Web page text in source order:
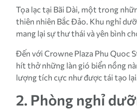
Tọa lạc tại Bãi Dài, một trong
thiên nhiên Bắc Đảo. Khu nghỉ
mang lại sự thư thái và yên bình
Đến với Crowne Plaza Phu Quoc
hít thở những làn gió biển nồng
lượng tích cực như được tái tạo
2. Phòng nghỉ